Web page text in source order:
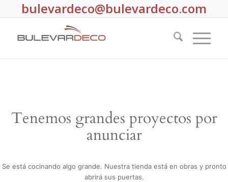
bulevardeco@bulevardeco.com
Tenemos grandes proyectos por
anunciar
Se está cocinando algo grande. Nuestra tienda está en obras y pronto
abrirá sus puertas.